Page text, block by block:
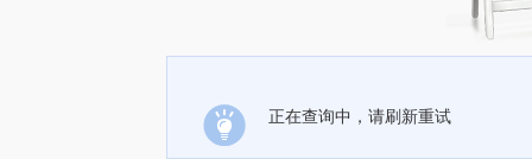
正在查询中，请刷新重试